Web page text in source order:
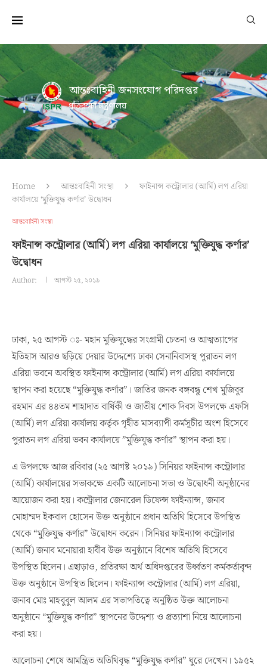
আন্তঃবাহিনী জনসংযোগ পরিদপ্তর
প্রতিরক্ষা মন্ত্রণালয়
Home আন্তঃবাহিনী সংস্থা
ফাইনান্স কন্ট্রোলার (আর্মি) লগ এরিয়া
কার্যালয়ে ‘মুক্তিযুদ্ধ কর্ণার’ উদ্বোধন
আন্তঃবাহিনী সংস্থা
ফাইনান্স কন্ট্রোলার (আর্মি) লগ এরিয়া কার্যালয়ে ‘মুক্তিযুদ্ধ কর্ণার’
উদ্বোধন
Author: আগস্ট ২৫, ২০১৯
ঢাকা, ২৫ আগস্ট ঃ- মহান মুক্তিযুদ্ধের সংগ্রামী চেতনা ও আত্মত্যাগের
ইতিহাস আরও ছড়িয়ে দেয়ার উদ্দেশ্যে ঢাকা সেনানিবাসস্থ পুরাতন লগ
এরিয়া ভবনে অবস্থিত ফাইনান্স কন্ট্রোলার (আর্মি) লগ এরিয়া কার্যালয়ে
স্থাপন করা হয়েছে “মুক্তিযুদ্ধ কর্ণার”। জাতির জনক বঙ্গবন্ধু শেখ মুজিবুর
রহমান এর ৪৪তম শাহাদাত বার্ষিকী ও জাতীয় শোক দিবস উপলক্ষে এফসি
(আর্মি) লগ এরিয়া কার্যালয় কর্তৃক গৃহীত মাসব্যাপী কর্মসূচীর অংশ হিসেবে
পুরাতন লগ এরিয়া ভবন কার্যালয়ে ”মুক্তিযুদ্ধ কর্ণার” স্থাপন করা হয়।
এ উপলক্ষে আজ রবিবার (২৫ আগষ্ট ২০১৯) সিনিয়র ফাইনান্স কন্ট্রোলার
(আর্মি) কার্যালয়ের সভাকক্ষে একটি আলোচনা সভা ও উদ্বোধনী অনুষ্ঠানের
আয়োজন করা হয়। কন্ট্রোলার জেনারেল ডিফেন্স ফাইন্যান্স, জনাব
মোহাম্মদ ইকবাল হোসেন উক্ত অনুষ্ঠানে প্রধান অতিথি হিসেবে উপস্থিত
থেকে “মুক্তিযুদ্ধ কর্ণার” উদ্বোধন করেন। সিনিয়র ফাইন্যান্স কন্ট্রোলার
(আর্মি) জনাব মনোয়ারা হাবীব উক্ত অনুষ্ঠানে বিশেষ অতিথি হিসেবে
উপস্থিত ছিলেন। এছাড়াও, প্রতিরক্ষা অর্থ অধিদপ্তরের উর্ধ্বতণ কর্মকর্তাবৃন্দ
উক্ত অনুষ্ঠানে উপস্থিত ছিলেন। ফাইন্যান্স কন্ট্রোলার (আর্মি) লগ এরিয়া,
জনাব মোঃ মাহবুবুল আলম এর সভাপতিত্বে অনুষ্ঠিত উক্ত আলোচনা
অনুষ্ঠানে “মুক্তিযুদ্ধ কর্ণার” স্থাপনের উদ্দেশ্য ও প্রত্যাশা নিয়ে আলোচনা
করা হয়।
আলোচনা শেষে আমন্ত্রিত অতিথিবৃদ্ধ “মুক্তিযুদ্ধ কর্ণার” ঘুরে দেখেন। ১৯৫২